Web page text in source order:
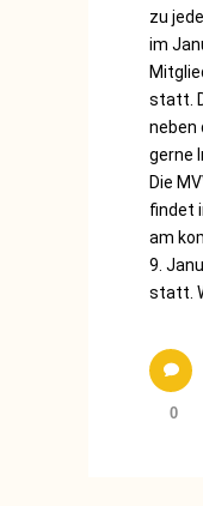
zu
im
statt.
neben
gerne
Die
findet
am
9.
statt.
0